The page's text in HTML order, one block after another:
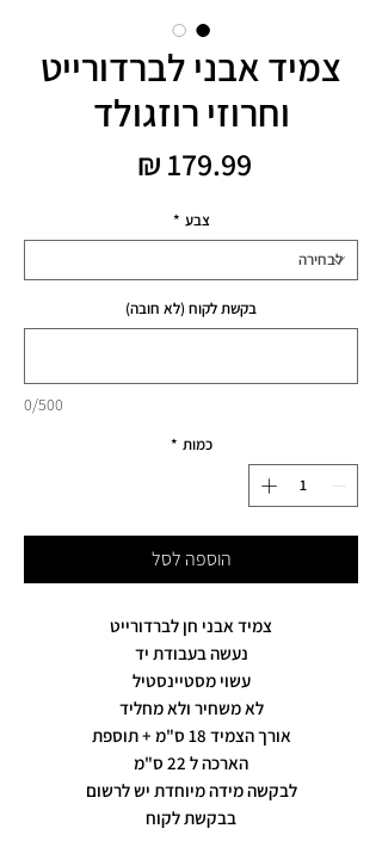
צמיד אבני לברדורייט
וחרוזי רוזגולד
צבע *
בקשת לקוח (לא חובה)
0/500
כמות *
הוספה לסל
צמיד אבני חן לברדורייט
נעשה בעבודת יד
עשוי מסטיינסטיל
לא משחיר ולא מחליד
אורך הצמיד 18 ס"מ + תוספת
הארכה ל 22 ס"מ
לבקשה מידה מיוחדת יש לרשום
בבקשת לקוח